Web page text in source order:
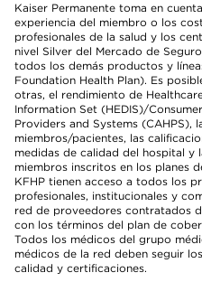
Kaiser Permanente toma en
experiencia del miembro o los
profesionales de la salud y los
nivel Silver del Mercado de
todos los demás productos y
Foundation Health Plan). Es
otras, el rendimiento de
Information Set (HEDIS)/
Providers and Systems (CAHPS),
miembros/pacientes, las
medidas de calidad del hospital y
miembros inscritos en los planes
KFHP tienen acceso a todos los
profesionales, institucionales y
red de proveedores contratados
con los términos del plan de
Todos los médicos del grupo
médicos de la red deben seguir
calidad y certificaciones.